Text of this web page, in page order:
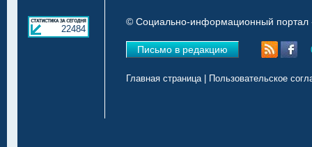
22484
© Социально-информационный портал
Письмо в редакцию
Главная страница| Пользовательское